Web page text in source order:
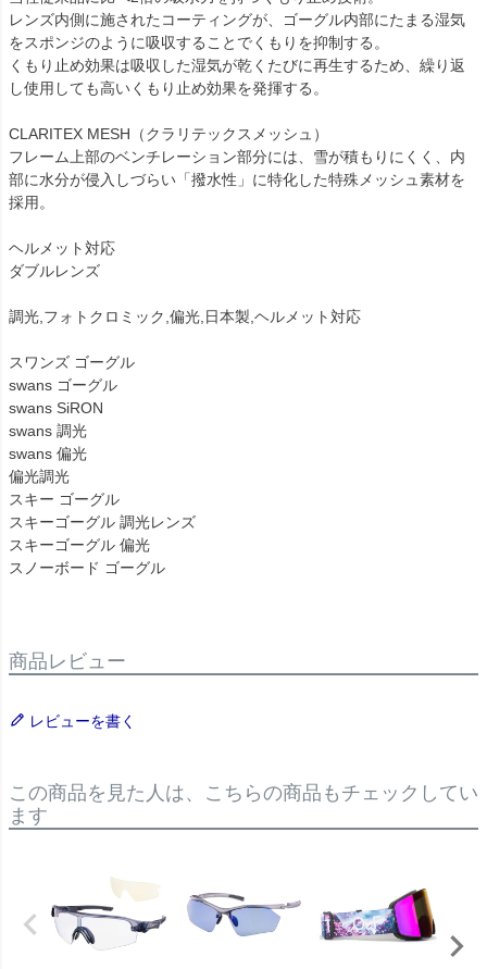
レンズ内側に施されたコーティングが、ゴーグル内部にたまる湿気
をスポンジのように吸収することでくもりを抑制する。
くもり止め効果は吸収した湿気が乾くたびに再生するため、繰り返
し使用しても高いくもり止め効果を発揮する。
CLARITEX MESH（クラリテックスメッシュ）
フレーム上部のベンチレーション部分には、雪が積もりにくく、内
部に水分が侵入しづらい「撥水性」に特化した特殊メッシュ素材を
採用。
ヘルメット対応
ダブルレンズ
調光,フォトクロミック,偏光,日本製,ヘルメット対応
スワンズ ゴーグル
swans ゴーグル
swans SiRON
swans 調光
swans 偏光
偏光調光
スキー ゴーグル
スキーゴーグル 調光レンズ
スキーゴーグル 偏光
スノーボード ゴーグル
商品レビュー
レビューを書く
この商品を見た人は、こちらの商品もチェックしてい
ます